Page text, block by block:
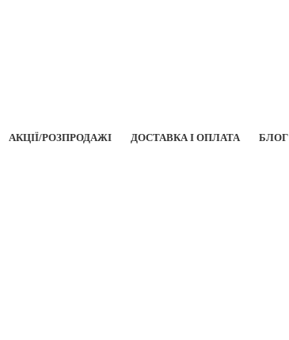
АКЦІЇ/РОЗПРОДАЖІ ДОСТАВКА І ОПЛАТА БЛОГ